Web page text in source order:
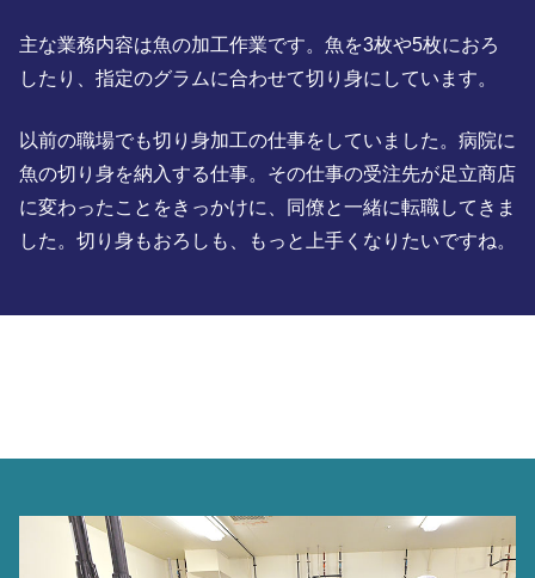
主な業務内容は魚の加工作業です。魚を3枚や5枚におろ
したり、指定のグラムに合わせて切り身にしています。
以前の職場でも切り身加工の仕事をしていました。病院に
魚の切り身を納入する仕事。その仕事の受注先が足立商店
に変わったことをきっかけに、同僚と一緒に転職してきま
した。切り身もおろしも、もっと上手くなりたいですね。